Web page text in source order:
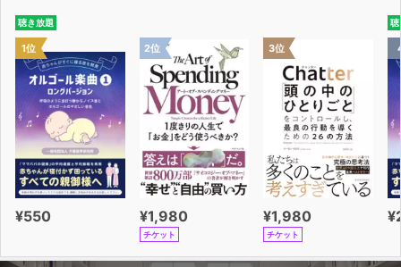
聴き放題
1位
¥550
2位
¥1,980
チケット
3位
¥1,980
チケット
聴